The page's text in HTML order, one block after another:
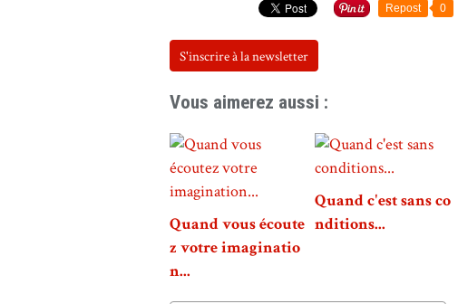
Repost 0
S'inscrire à la newsletter
Vous aimerez aussi :
Quand vous écoute
z votre imaginatio
n...
Quand c'est sans co
nditions...